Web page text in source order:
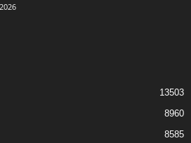
13503
8960
8585